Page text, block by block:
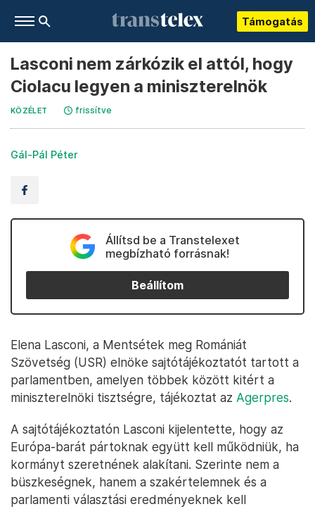
Támogatás
Lasconi nem zárkózik el attól, hogy
Ciolacu legyen a miniszterelnök
KÖZÉLET frissítve
Gál-Pál Péter
Állítsd be a Transtelexet
megbízható forrásnak!
Beállítom
Elena Lasconi, a Mentsétek meg Romániát
Szövetség (USR) elnöke sajtótájékoztatót tartott a
parlamentben, amelyen többek között kitért a
miniszterelnöki tisztségre, tájékoztat az Agerpres.
A sajtótájékoztatón Lasconi kijelentette, hogy az
Európa-barát pártoknak együtt kell működniük, ha
kormányt szeretnének alakítani. Szerinte nem a
büszkeségnek, hanem a szakértelemnek és a
parlamenti választási eredményeknek kell